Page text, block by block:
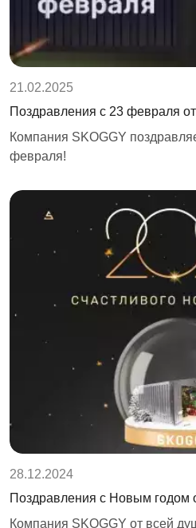
21.02.2025
Поздравления с 23 февраля
Компания SKOGGY
февраля!
28.12.2024
Поздравления с Новым годом
Компания SKOGGY от всей